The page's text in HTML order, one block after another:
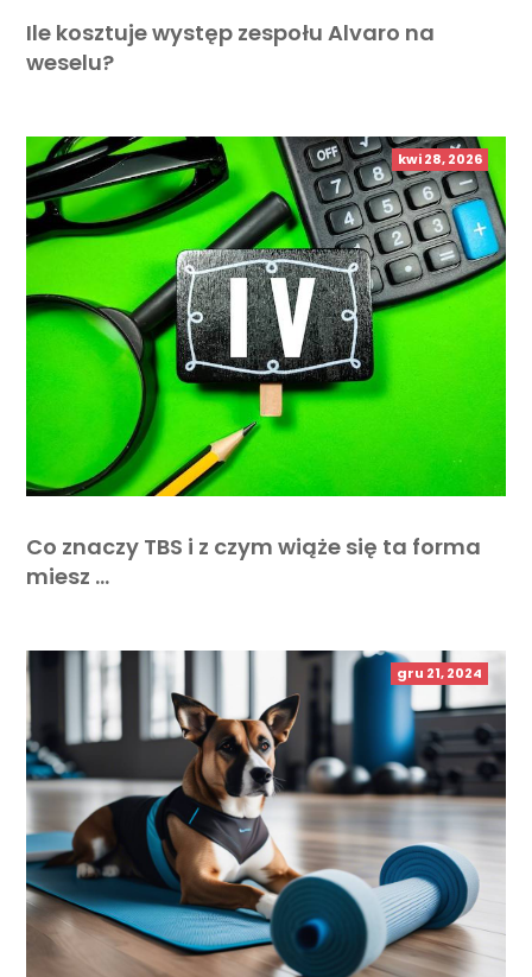
Ile kosztuje występ zespołu Alvaro na
weselu?
kwi 28, 2026
Co znaczy TBS i z czym wiąże się ta forma
miesz …
gru 21, 2024